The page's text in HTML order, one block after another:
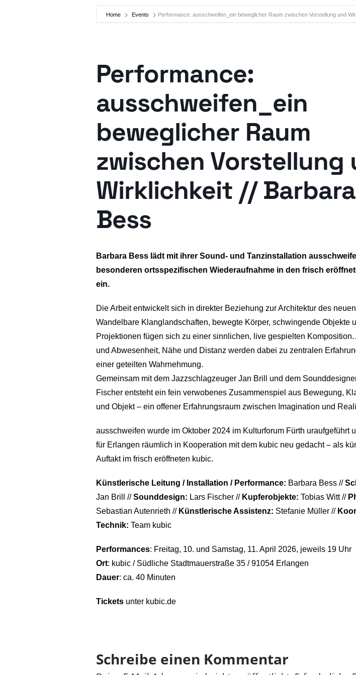
Home Events Performance: ausschweifen_ein beweglicher Raum zwischen Vorstellung und
Performance:
ausschweifen_ein
beweglicher Raum
zwischen Vorstellung
Wirklichkeit // Barbara
Bess
Barbara Bess lädt mit ihrer Sound- und Tanzinstallation
besonderen ortsspezifischen Wiederaufnahme in den frisch
ein.
Die Arbeit entwickelt sich in direkter Beziehung zur Architektur des
Wandelbare Klanglandschaften, bewegte Körper, schwingende Objekte
Projektionen fügen sich zu einer sinnlichen, live gespielten
und Abwesenheit, Nähe und Distanz werden dabei zu zentralen
einer geteilten Wahrnehmung.
Gemeinsam mit dem Jazzschlagzeuger Jan Brill und dem
Fischer entsteht ein fein verwobenes Zusammenspiel aus Bewegung,
und Objekt – ein offener Erfahrungsraum zwischen Imagination und
ausschweifen wurde im Oktober 2024 im Kulturforum Fürth uraufgeführt
für Erlangen räumlich in Kooperation mit dem kubic neu gedacht – als
Auftakt im frisch eröffneten kubic.
Künstlerische Leitung / Installation / Performance: Barbara Bess //
Jan Brill //Sounddesign: Lars Fischer // Kupferobjekte: Tobias Witt //
Sebastian Autenrieth // Künstlerische Assistenz: Stefanie Müller //
Technik: Team kubic
Performances: Freitag, 10. und Samstag, 11. April 2026, jeweils 19 Uhr
Ort: kubic / Südliche Stadtmauerstraße 35 / 91054 Erlangen
Dauer: ca. 40 Minuten
Tickets unter kubic.de
Schreibe einen Kommentar